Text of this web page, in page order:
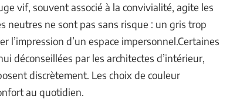
vif, souvent associé à la convivialité, agite les
neutres ne sont pas sans risque : un gris trop
l’impression d’un espace impersonnel.Certaines
déconseillées par les architectes d’intérieur,
discrètement. Les choix de couleur
au quotidien.